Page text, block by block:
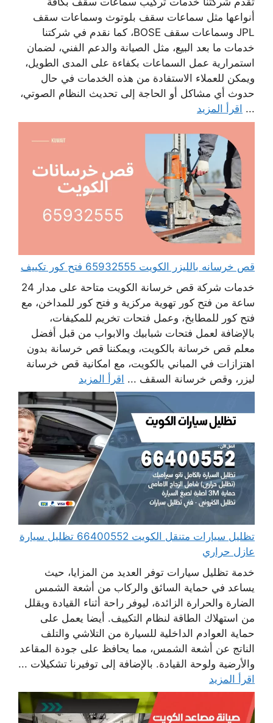
أنواعها مثل سماعات سقف بلوتوث وسماعات سقف
JPL وسماعات سقف BOSE، كما نقدم في شركتنا
خدمات ما بعد البيع، مثل الصيانة والدعم الفني، لضمان
استمرارية عمل السماعات بكفاءة على المدى الطويل،
ويمكن للعملاء الاستفادة من هذه الخدمات في حال
حدوث أي مشاكل أو الحاجة إلى تحديث النظام الصوتي،
... اقرأ المزيد
قص خرسانه بالليزر الكويت 65932555 فتح كور تكييف
خدمات شركة قص خرسانة الكويت متاحة على مدار 24
ساعة من فتح كور تهوية مركزية و فتح كور للمداخن، مع
فتح كور للمطابخ، وعمل فتحات تخريم للمكيفات،
بالإضافة لعمل فتحات شبابيك والابواب من قبل أفضل
معلم قص خرسانة بالكويت، ويمكننا قص خرسانة بدون
اهتزازات في المباني بالكويت، مع امكانية قص خرسانة
ليزر، وقص خرسانة السقف ... اقرأ المزيد
تظليل سيارات متنقل الكويت 66400552 تظليل سيارة
عازل حراري
خدمة تظليل سيارات توفر العديد من المزايا، حيث
يساعد في حماية السائق والركاب من أشعة الشمس
الضارة والحرارة الزائدة، ليوفر راحة أثناء القيادة ويقلل
من استهلاك الطاقة لنظام التكييف. أيضا يعمل على
حماية العوادم الداخلية للسيارة من التلاشي والتلف
الناتج عن أشعة الشمس، مما يحافظ على جودة المقاعد
والأرضية ولوحة القيادة. بالإضافة إلى توفيرنا تشكيلات ...
اقرأ المزيد